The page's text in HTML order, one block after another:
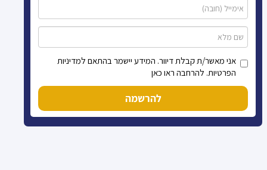
אני מאשר/ת קבלת דיוור. המידע יישמר בהתאם למדיניות
הפרטיות. להרחבה ראו כאן
להרשמה